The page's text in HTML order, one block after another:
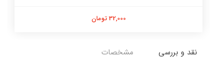
32,000 تومان
نقد و بررسی مشخصات